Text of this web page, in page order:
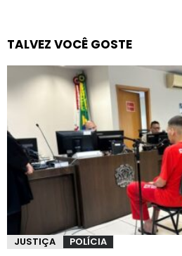
TALVEZ VOCÊ GOSTE
JUSTIÇA POLÍCIA